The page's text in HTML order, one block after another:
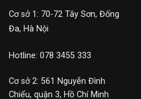
Cơ sở 1: 70-72 Tây Sơn, Đống
Đa, Hà Nội
Hotline: 078 3455 333
Cơ sở 2: 561 Nguyễn Đình
Chiểu, quận 3, Hồ Chí Minh